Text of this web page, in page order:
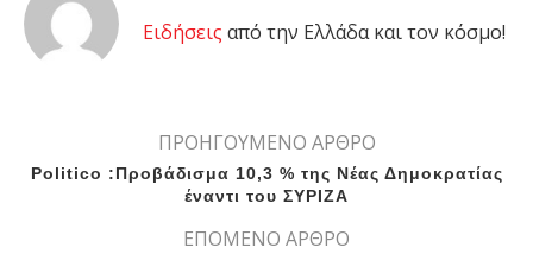
Eιδήσεις από την Ελλάδα και τον κόσμο!
ΠΡΟΗΓΟΥΜΕΝΟ ΑΡΘΡΟ
Politico :Προβάδισμα 10,3 % της Νέας Δημοκρατίας
έναντι του ΣΥΡΙΖΑ
ΕΠΟΜΕΝΟ ΑΡΘΡΟ